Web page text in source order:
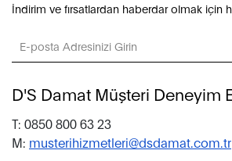
İndirim ve fırsatlardan haberdar olmak için
D'S Damat Müşteri Deneyim
T: 0850 800 63 23
M: musterihizmetleri@dsdamat.com.tr